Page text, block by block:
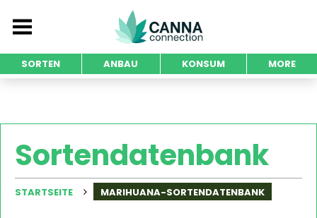
SORTEN ANBAU KONSUM MORE
Sortendatenbank
STARTSEITE MARIHUANA-SORTENDATENBANK